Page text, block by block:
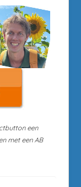
een
met een AB